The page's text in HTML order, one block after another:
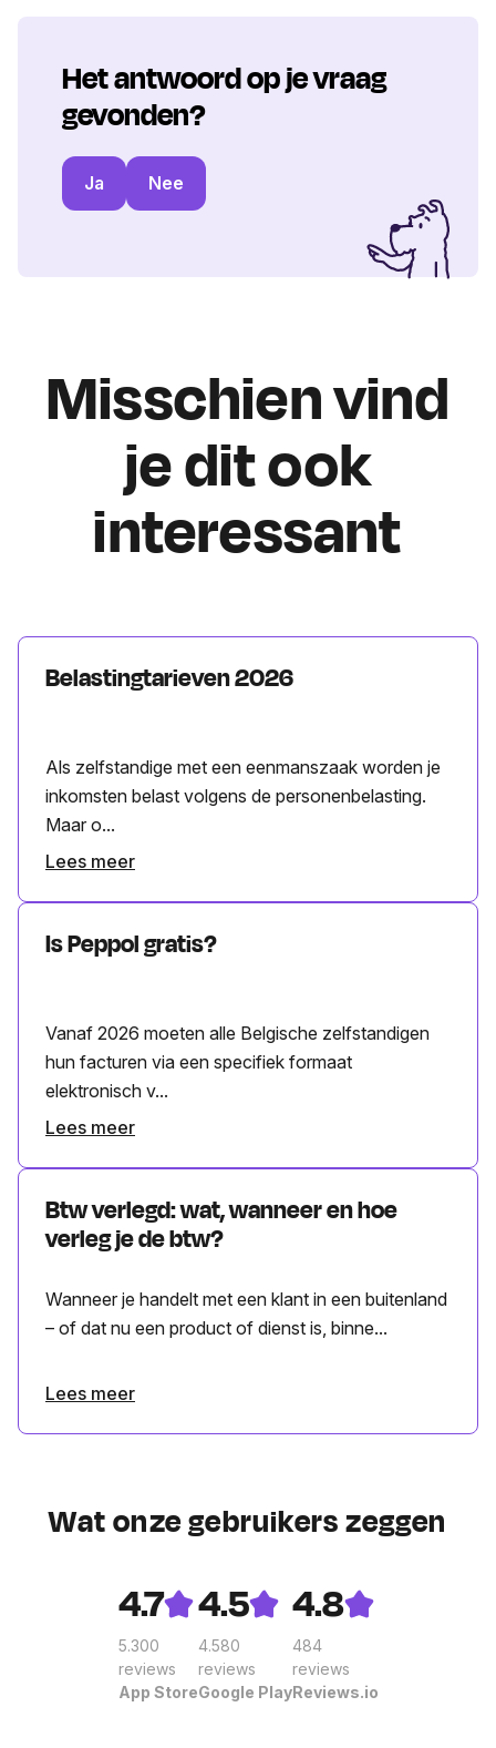
Het antwoord op je vraag
gevonden?
Ja Nee
Misschien vind
je dit ook
interessant
Belastingtarieven 2026
Als zelfstandige met een eenmanszaak worden je
inkomsten belast volgens de personenbelasting.
Maar o...
Lees meer
Is Peppol gratis?
Vanaf 2026 moeten alle Belgische zelfstandigen
hun facturen via een specifiek formaat
elektronisch v...
Lees meer
Btw verlegd: wat, wanneer en hoe
verleg je de btw?
Wanneer je handelt met een klant in een buitenland
– of dat nu een product of dienst is, binne...
Lees meer
Wat onze gebruikers zeggen
4.7
5.300
reviews
App Store
4.5
4.580
reviews
Google Play
4.8
484
reviews
Reviews.io